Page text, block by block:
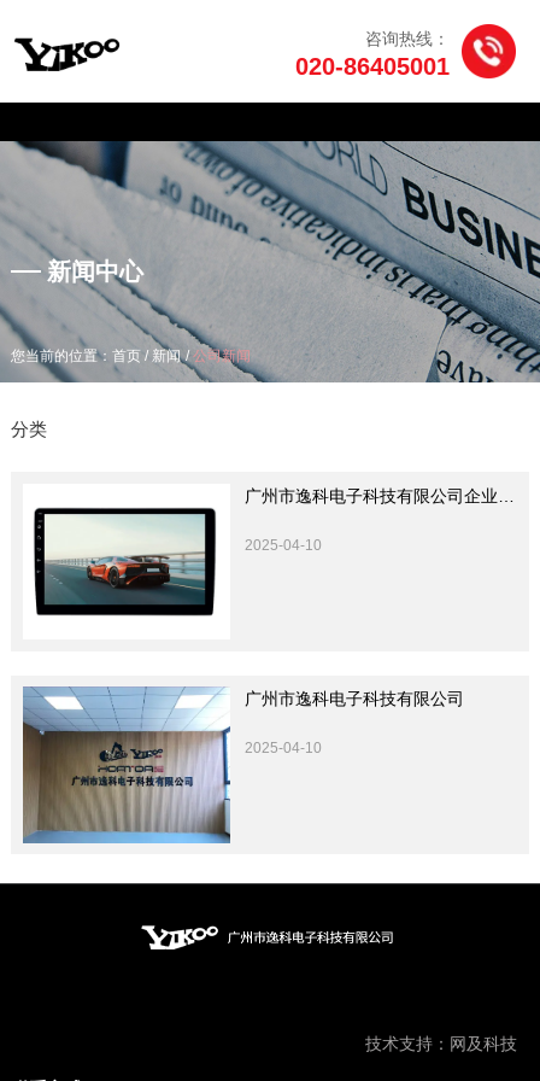
您当前的位置：首页 新闻 /公司新闻
咨询热线：
020-86405001
新闻中心
您当前的位置：首页 / 新闻 /公司新闻
分类
广州市逸科电子科技有限公司企业服
2025-04-10
广州市逸科电子科技有限公司
2025-04-10
技术支持： 网及科技